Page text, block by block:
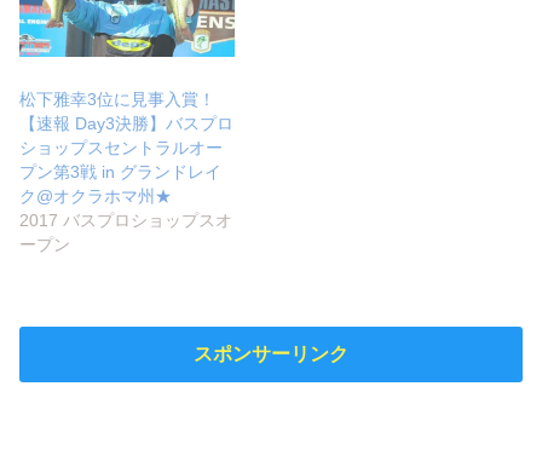
松下雅幸3位に見事入賞！
【速報 Day3決勝】バスプロ
ショップスセントラルオー
プン第3戦 in グランドレイ
ク@オクラホマ州★
2017 バスプロショップスオ
ープン
スポンサーリンク